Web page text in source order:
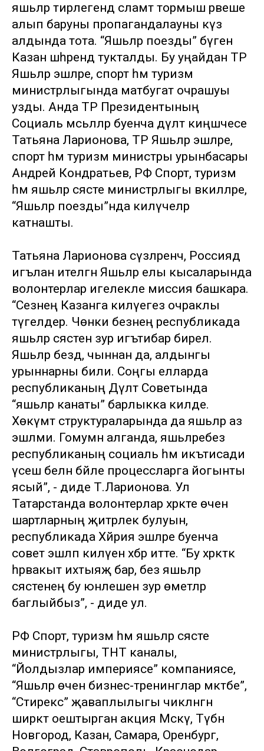
яшьләр тирәлегендә сәламәт тормыш рәвеше
алып баруны пропагандалауны күз
алдында тота. “Яшьләр поезды” бүген
Казан шәһәрендә тукталды. Бу уңайдан ТР
Яшьләр эшләре, спорт һәм туризм
министрлыгында матбугат очрашуы
узды. Анда ТР Президентының
Социаль мәсьәләләр буенча дәүләт киңәшчесе
Татьяна Ларионова, ТР Яшьләр эшләре,
спорт һәм туризм министры урынбасары
Андрей Кондратьев, РФ Спорт, туризм
һәм яшьләр сәясәте министрлыгы вәкилләре,
“Яшьләр поезды”нда килүчеләр
катнашты.
Татьяна Ларионова сүзләренчә, Россиядә
игълан ителгән Яшьләр елы кысаларында
волонтерлар игелекле миссия башкара.
“Сезнең Казанга килүегез очраклы
түгелдер. Чөнки безнең республикада
яшьләр сәясәтенә зур игътибар бирелә.
Яшьләр бездә, чыннан да, алдынгы
урыннарны били. Соңгы елларда
республиканың Дәүләт Советында
“яшьләр канаты” барлыкка килде.
Хөкүмәт структураларында да яшьләр аз
эшләми. Гомумән алганда, яшьләребез
республиканың социаль һәм икътисади
үсеш белән бәйле процессларга йогынты
ясый”, - диде Т.Ларионова. Ул
Татарстанда волонтерлар хәрәкәте өчен
шартларның җитәрлек булуын,
республикада Хәйрия эшләре буенча
совет эшләп килүен хәбәр итте. “Бу хәрәкәткә
һәрвакыт ихтыяҗ бар, без яшьләр
сәясәтенең бу юнәлешенә зур өметләр
баглыйбыз”, - диде ул.
РФ Спорт, туризм һәм яшьләр сәясәте
министрлыгы, ТНТ каналы,
“Йолдызлар империясе” компаниясе,
“Яшьләр өчен бизнес-тренинглар мәктәбе”,
“Стирекс” җаваплылыгы чикләнгән
ширкәт оештырган акция Мәскәү, Түбән
Новгород, Казан, Самара, Оренбург,